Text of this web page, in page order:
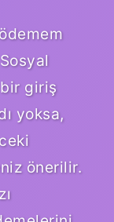
giriş
yoksa,
önerilir.